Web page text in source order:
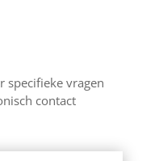
specifieke vragen
contact